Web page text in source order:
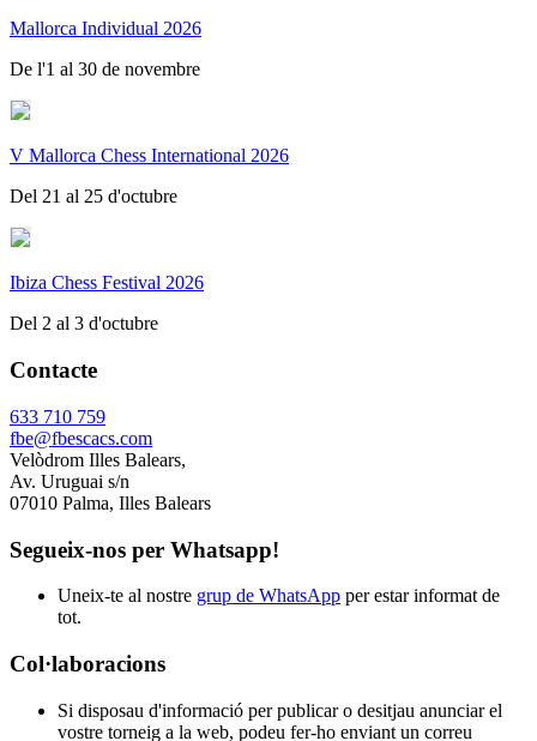
Mallorca Individual 2026
De l'1 al 30 de novembre
V Mallorca Chess International 2026
Del 21 al 25 d'octubre
Ibiza Chess Festival 2026
Del 2 al 3 d'octubre
Contacte
633 710 759
fbe@fbescacs.com
Velòdrom Illes Balears,
Av. Uruguai s/n
07010 Palma, Illes Balears
Segueix-nos per Whatsapp!
Uneix-te al nostre grup de WhatsApp per estar informat de
tot.
Col·laboracions
Si disposau d'informació per publicar o desitjau anunciar el
vostre torneig a la web, podeu fer-ho enviant un correu